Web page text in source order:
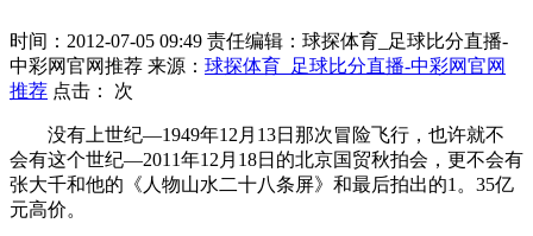
时间：2012-07-05 09:49 责任编辑：球探体育_足球比分直播-
中彩网官网推荐 来源： 球探体育_足球比分直播-中彩网官网
推荐 点击： 次
没有上世纪—1949年12月13日那次冒险飞行，也许就不
会有这个世纪—2011年12月18日的北京国贸秋拍会，更不会有
张大千和他的《人物山水二十八条屏》和最后拍出的1。35亿
元高价。